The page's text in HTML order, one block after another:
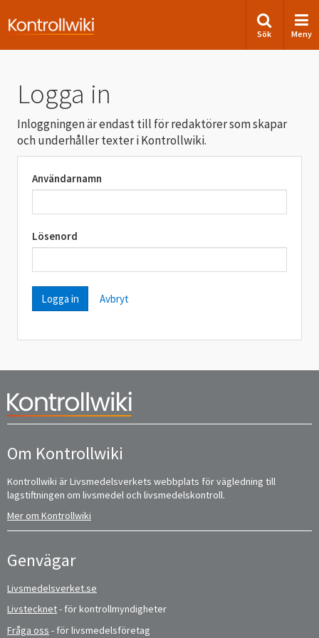
Sök Meny
Logga in
Inloggningen är endast till för redaktörer som skapar
och underhåller texter i Kontrollwiki.
Användarnamn
Lösenord
Avbryt
Om Kontrollwiki
Kontrollwiki är Livsmedelsverkets webbplats för vägledning till
lagstiftningen om livsmedel och livsmedelskontroll.
Mer om Kontrollwiki
Genvägar
Livsmedelsverket.se
Livstecknet- för kontrollmyndigheter
Fråga oss - för livsmedelsföretag